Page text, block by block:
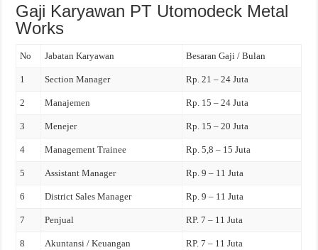
Gaji Karyawan PT Utomodeck Metal
Works
No Jabatan Karyawan Besaran Gaji / Bulan
1 Section Manager Rp. 21 – 24 Juta
2 Manajemen Rp. 15 – 24 Juta
3 Menejer Rp. 15 – 20 Juta
4 Management Trainee Rp. 5,8 – 15 Juta
5 Assistant Manager Rp. 9 – 11 Juta
6 District Sales Manager Rp. 9 – 11 Juta
7 Penjual RP. 7 – 11 Juta
8 Akuntansi / Keuangan RP. 7 – 11 Juta